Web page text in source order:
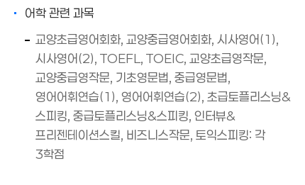
어학 관련 과목
교양초급영어회화, 교양중급영어회화, 시사영어(1),
시사영어(2), TOEFL, TOEIC, 교양초급영작문,
교양중급영작문, 기초영문법, 중급영문법,
영어어휘연습(1), 영어어휘연습(2), 초급토플리스닝&
스피킹, 중급토플리스닝&스피킹, 인터뷰&
프리젠테이션스킬, 비즈니스작문, 토익스피킹: 각
3학점